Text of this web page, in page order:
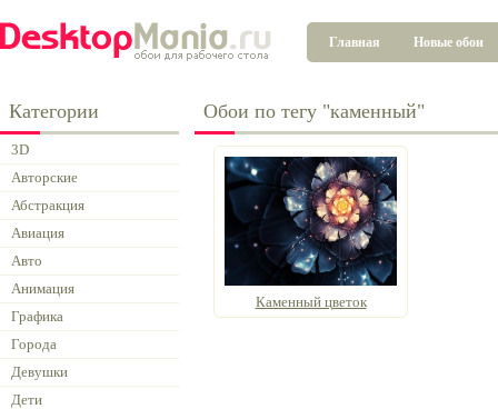
Главная Новые обои
Категории
3D
Авторские
Абстракция
Авиация
Авто
Анимация
Графика
Города
Девушки
Дети
Обои по тегу "каменный"
Каменный цветок